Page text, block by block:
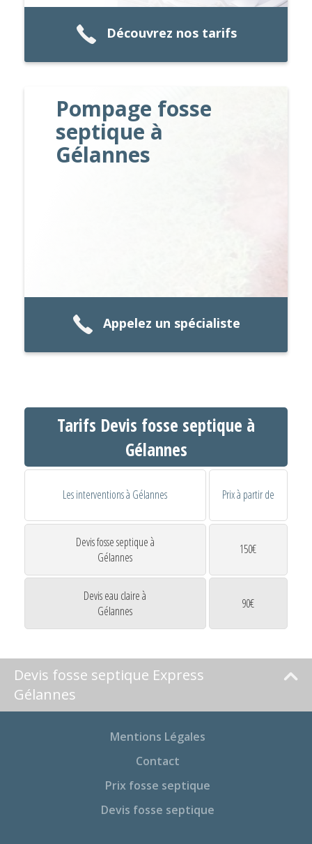
Découvrez nos tarifs
Pompage fosse
septique à
Gélannes
Appelez un spécialiste
Tarifs Devis fosse septique à
Gélannes
Les interventions à Gélannes Prix à partir de
Devis fosse septique à
Gélannes
150€
Devis eau claire à
Gélannes
90€
Devis fosse septique Express
Gélannes
Mentions Légales
Contact
Prix fosse septique
Devis fosse septique